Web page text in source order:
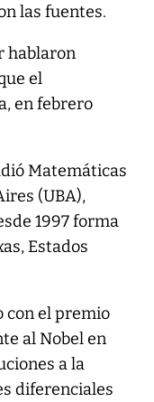
las fuentes.
hablaron
el
en febrero
Matemáticas
(UBA),
1997 forma
Estados
con el premio
al Nobel en
a la
diferenciales